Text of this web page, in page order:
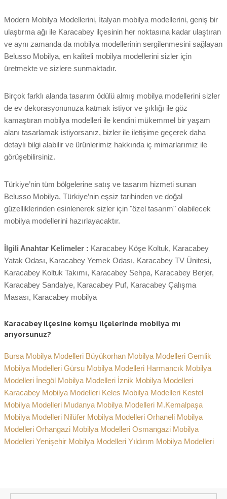
Modern Mobilya Modellerini, İtalyan mobilya modellerini, geniş bir
ulaştırma ağı ile Karacabey ilçesinin her noktasına kadar ulaştıran
ve aynı zamanda da mobilya modellerinin sergilenmesini sağlayan
Belusso Mobilya, en kaliteli mobilya modellerini sizler için
üretmekte ve sizlere sunmaktadır.
Birçok farklı alanda tasarım ödülü almış mobilya modellerini sizler
de ev dekorasyonunuza katmak istiyor ve şıklığı ile göz
kamaştıran mobilya modelleri ile kendini mükemmel bir yaşam
alanı tasarlamak istiyorsanız, bizler ile iletişime geçerek daha
detaylı bilgi alabilir ve ürünlerimiz hakkında iç mimarlarımız ile
görüşebilirsiniz.
Türkiye’nin tüm bölgelerine satış ve tasarım hizmeti sunan
Belusso Mobilya, Türkiye’nin eşsiz tarihinden ve doğal
güzelliklerinden esinlenerek sizler için "özel tasarım" olabilecek
mobilya modellerini hazırlayacaktır.
İlgili Anahtar Kelimeler : Karacabey Köşe Koltuk, Karacabey
Yatak Odası, Karacabey Yemek Odası, Karacabey TV Ünitesi,
Karacabey Koltuk Takımı, Karacabey Sehpa, Karacabey Berjer,
Karacabey Sandalye, Karacabey Puf, Karacabey Çalışma
Masası, Karacabey mobilya
Karacabey ilçesine komşu ilçelerinde mobilya mı
arıyorsunuz?
Bursa Mobilya Modelleri Büyükorhan Mobilya Modelleri Gemlik
Mobilya Modelleri Gürsu Mobilya Modelleri Harmancık Mobilya
Modelleri İnegöl Mobilya Modelleri İznik Mobilya Modelleri
Karacabey Mobilya Modelleri Keles Mobilya Modelleri Kestel
Mobilya Modelleri Mudanya Mobilya Modelleri M.Kemalpaşa
Mobilya Modelleri Nilüfer Mobilya Modelleri Orhaneli Mobilya
Modelleri Orhangazi Mobilya Modelleri Osmangazi Mobilya
Modelleri Yenişehir Mobilya Modelleri Yıldırım Mobilya Modelleri